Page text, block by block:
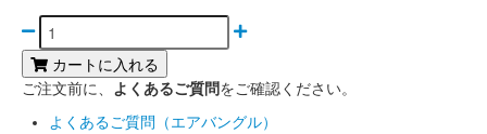
カートに入れる
ご注文前に、 よくあるご質問をご確認ください。
よくあるご質問（エアバングル）